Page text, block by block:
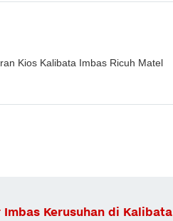
Kios Kalibata Imbas Ricuh Matel
Imbas Kerusuhan di Kalibata